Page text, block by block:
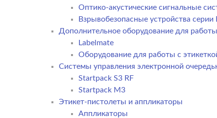
Оптико-акустические сигнальные
Взрывобезопасные устройства серии
Дополнительное оборудование для работы
Labelmate
Оборудование для работы с
Системы управления электронной
Startpack S3 RF
Startpack M3
Этикет-пистолеты и аппликаторы
Аппликаторы